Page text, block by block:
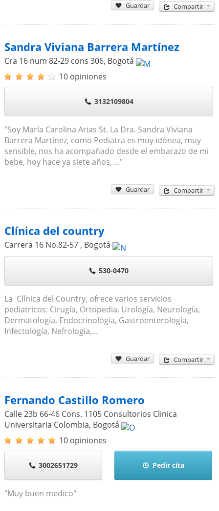
Guardar Compartir
Sandra Viviana Barrera Martínez
Cra 16 num 82-29 cons 306, Bogotá
10 opiniones
3132109804
"Soy María Carolina Arias St. La Dra. Sandra Viviana
Barrera Martínez, como Pediatra es muy idónea, muy
sensible, nos ha acompañado desde el embarazo de mi
bebe, hoy hace ya siete años, ..."
Guardar Compartir
Clínica del country
Carrera 16 No.82-57 , Bogotá
530-0470
La Clínica del Country, ofrece varios servicios
pediatricos: Cirugía, Ortopedia, Urología, Neurología,
Dermatología, Endocrinológía, Gastroenterología,
Infectología, Nefrología,...
Guardar Compartir
Fernando Castillo Romero
Calle 23b 66-46 Cons. 1105 Consultorios Clinica
Universitaria Colombia, Bogotá
10 opiniones
3002651729 Pedir cita
"Muy buen medico"